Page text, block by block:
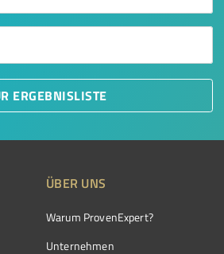
ERGEBNISLISTE
ÜBER UNS
Warum ProvenExpert?
Unternehmen